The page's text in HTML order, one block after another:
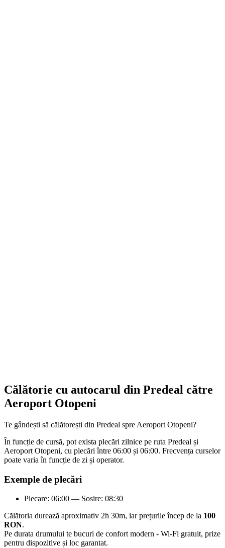
Călătorie cu autocarul din Predeal către
Aeroport Otopeni
Te gândești să călătorești din Predeal spre Aeroport Otopeni?
În funcție de cursă, pot exista plecări zilnice pe ruta Predeal și
Aeroport Otopeni, cu plecări între 06:00 și 06:00. Frecvența curselor
poate varia în funcție de zi și operator.
Exemple de plecări
Plecare: 06:00 — Sosire: 08:30
Călătoria durează aproximativ 2h 30m, iar prețurile încep de la 100
RON.
Pe durata drumului te bucuri de confort modern - Wi-Fi gratuit, prize
pentru dispozitive și loc garantat.